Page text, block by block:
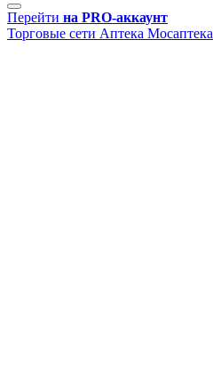
Перейти на PRO-аккаунт
Торговые сети Аптека Мосаптека